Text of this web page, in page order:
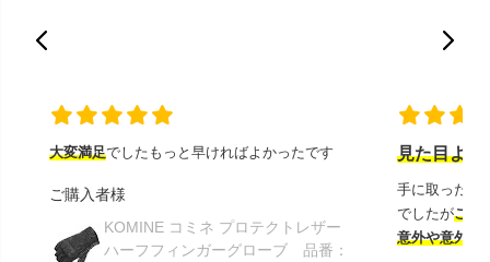
大変満足でしたもっと早ければよかったです
ご購入者様
KOMINE コミネ プロテクトレザー
ハーフフィンガーグローブ 品番：
見た目より
手に取ったと
でしたがこの
意外や意外ス